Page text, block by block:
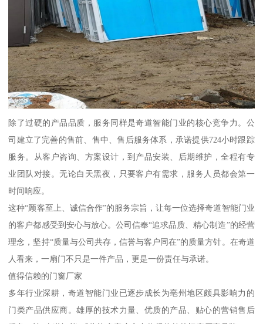
除了过硬的产品品质，服务同样是奇道智能门业的核心竞争力。公
司建立了完善的售前、售中、售后服务体系，承诺提供724小时跟踪
服务。从客户咨询、方案设计，到产品安装、后期维护，全程有专
业团队对接。无论白天黑夜，只要客户有需求，服务人员都会第一
时间响应。
这种“顾客至上、诚信合作”的服务宗旨，让每一位选择奇道智能门业
的客户都感受到安心与放心。公司信奉“追求品质、精心制造”的经营
理念，坚持“质量与公司共存，信誉与客户同在”的质量方针。在奇道
人看来，一扇门不只是一件产品，更是一份责任与承诺。
值得信赖的门窗厂家
多年行业深耕，奇道智能门业已逐步成长为亳州地区颇具影响力的
门类产品供应商。雄厚的技术力量、优质的产品、贴心的营销售后